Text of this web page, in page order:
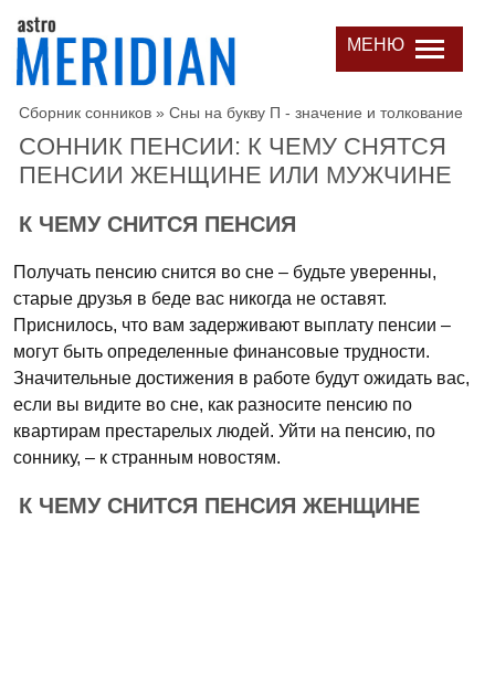
МЕНЮ
Сборник сонников » Сны на букву П - значение и толкование
СОННИК ПЕНСИИ: К ЧЕМУ СНЯТСЯ
ПЕНСИИ ЖЕНЩИНЕ ИЛИ МУЖЧИНЕ
К ЧЕМУ СНИТСЯ ПЕНСИЯ
Получать пенсию снится во сне – будьте уверенны,
старые друзья в беде вас никогда не оставят.
Приснилось, что вам задерживают выплату пенсии –
могут быть определенные финансовые трудности.
Значительные достижения в работе будут ожидать вас,
если вы видите во сне, как разносите пенсию по
квартирам престарелых людей. Уйти на пенсию, по
соннику, – к странным новостям.
К ЧЕМУ СНИТСЯ ПЕНСИЯ ЖЕНЩИНЕ